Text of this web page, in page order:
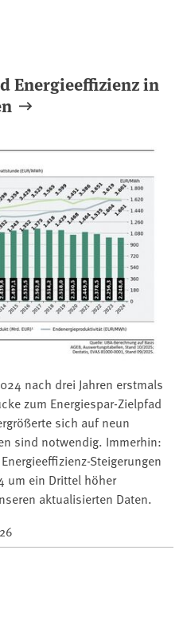
Energieeffizienz in
nach drei Jahren erstmals
zum Energiespar-Zielpfad
sich auf neun
sind notwendig. Immerhin:
Steigerungen
um ein Drittel höher
aktualisierten Daten.